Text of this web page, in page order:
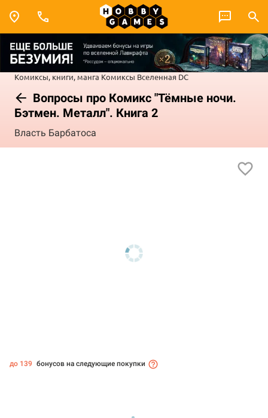
Комиксы, книги, манга Комиксы Вселенная DC
Вопросы про Комикс "Тёмные ночи.
Бэтмен. Металл". Книга 2
Власть Барбатоса
до 139 бонусов на следующие покупки